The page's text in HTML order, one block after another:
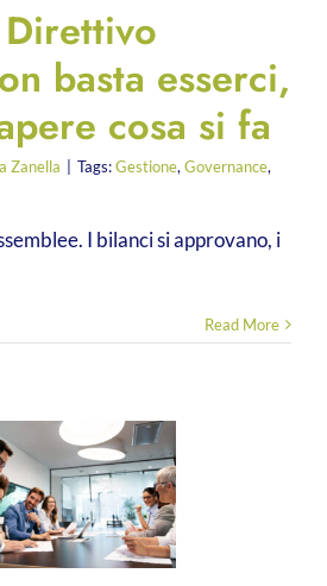
basta esserci,
cosa si fa
Zanella Tags:Gestione, Governance,
I bilanci si approvano, i
Read More